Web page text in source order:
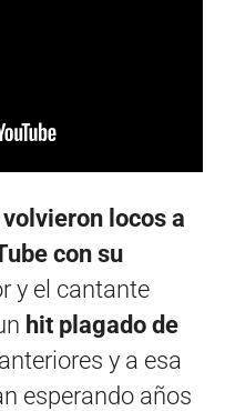
locos a
con su
y el cantante
hit plagado de
y a esa
esperando años